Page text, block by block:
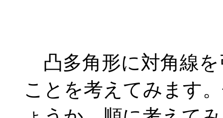
凸多角形に対角線を
ことを考えてみます